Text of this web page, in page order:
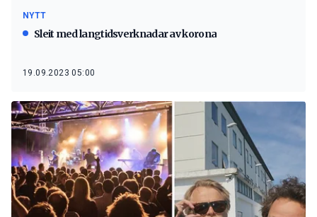
NYTT
Sleit med langtidsverknadar av korona
19.09.2023 05:00